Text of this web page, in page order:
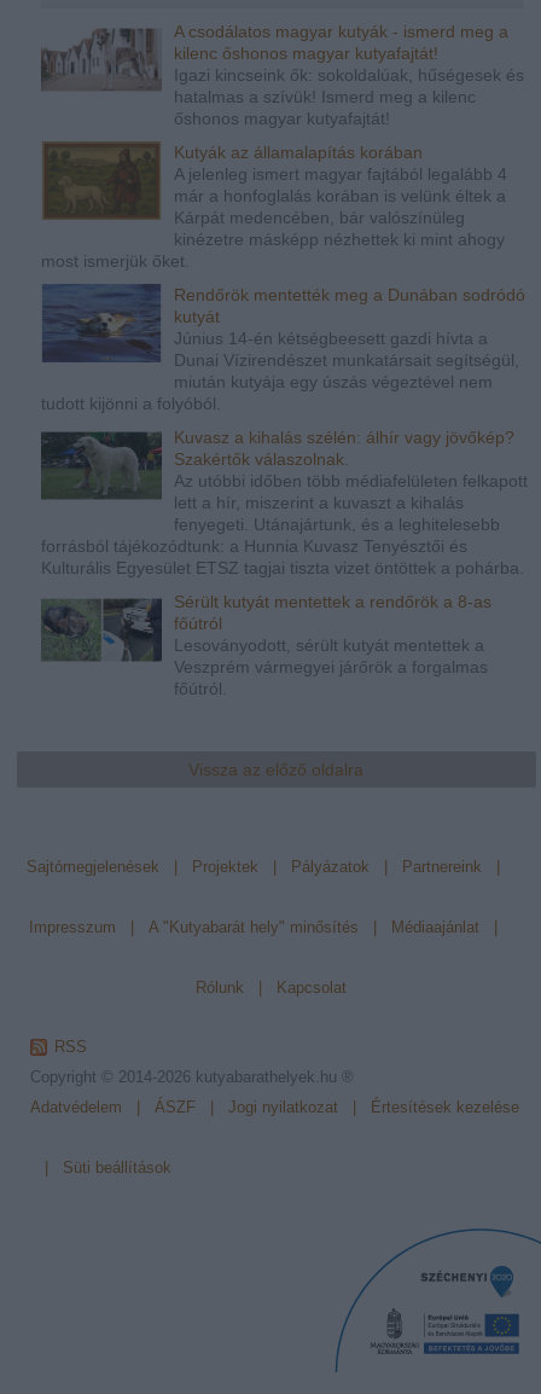
A csodálatos magyar kutyák - ismerd meg a
kilenc őshonos magyar kutyafajtát!
Igazi kincseink ők: sokoldalúak, hűségesek és
hatalmas a szívük! Ismerd meg a kilenc
őshonos magyar kutyafajtát!
Kutyák az államalapítás korában
A jelenleg ismert magyar fajtából legalább 4
már a honfoglalás korában is velünk éltek a
Kárpát medencében, bár valószínüleg
kinézetre másképp nézhettek ki mint ahogy
most ismerjük őket.
Rendőrök mentették meg a Dunában sodródó
kutyát
Június 14-én kétségbeesett gazdi hívta a
Dunai Vízirendészet munkatársait segítségül,
miután kutyája egy úszás végeztével nem
tudott kijönni a folyóból.
Kuvasz a kihalás szélén: álhír vagy jövőkép?
Szakértők válaszolnak.
Az utóbbi időben több médiafelületen felkapott
lett a hír, miszerint a kuvaszt a kihalás
fenyegeti. Utánajártunk, és a leghitelesebb
forrásból tájékozódtunk: a Hunnia Kuvasz Tenyésztői és
Kulturális Egyesület ETSZ tagjai tiszta vizet öntöttek a pohárba.
Sérült kutyát mentettek a rendőrök a 8-as
főútról
Lesoványodott, sérült kutyát mentettek a
Veszprém vármegyei járőrök a forgalmas
főútról.
Vissza az előző oldalra
Sajtómegjelenések Projektek Pályázatok Partnereink
Impresszum A "Kutyabarát hely" minősítés Médiaajánlat
Rólunk Kapcsolat
RSS
Copyright © 2014-2026 kutyabarathelyek.hu ®
Adatvédelem
ÁSZF Jogi nyilatkozat Értesítések kezelése
Süti beállítások